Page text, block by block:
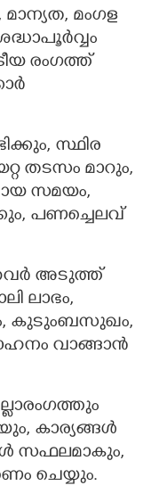
മംഗള
രംഗത്ത്
സ്ഥിര
തടസം മാറും,
സമയം,
പണച്ചെലവ്
അടുത്ത്
ലാഭം,
കുടുംബസുഖം,
വാങ്ങാൻ
കാര്യങ്ങൾ
സഫലമാകും,
ചെയ്യും.